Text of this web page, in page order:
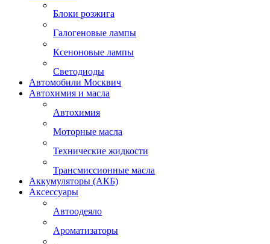
Блоки розжига
Галогеновые лампы
Ксеноновые лампы
Светодиоды
Автомобили Москвич
Автохимия и масла
Автохимия
Моторные масла
Технические жидкости
Трансмиссионные масла
Аккумуляторы (АКБ)
Аксессуары
Автоодеяло
Ароматизаторы